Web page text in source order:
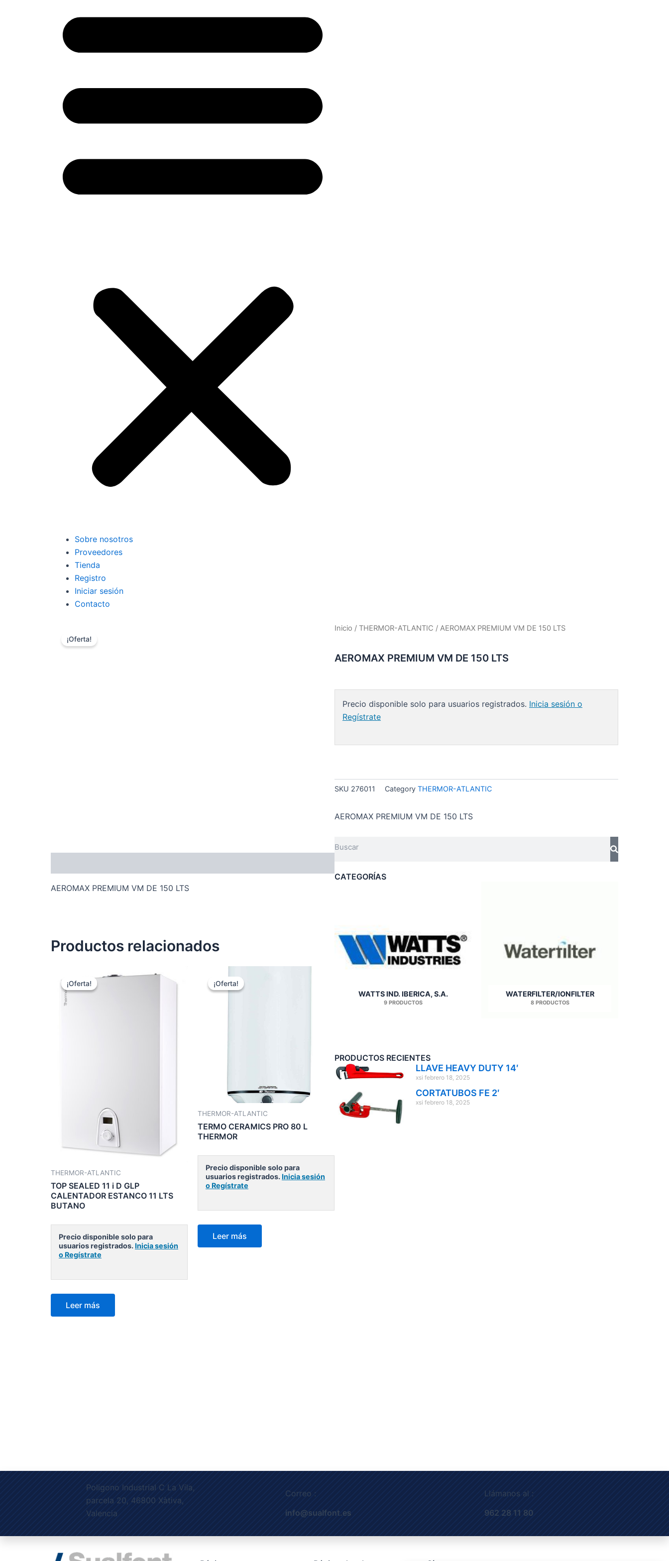
Sobre nosotros
Proveedores
Tienda
Registro
Iniciar sesión
Contacto
¡Oferta!
Inicio / THERMOR-ATLANTIC / AEROMAX PREMIUM VM DE 150 LTS
AEROMAX PREMIUM VM DE 150 LTS
Precio disponible solo para usuarios registrados. Inicia sesión o
Regístrate
SKU 276011 Category THERMOR-ATLANTIC
AEROMAX PREMIUM VM DE 150 LTS
AEROMAX PREMIUM VM DE 150 LTS
Productos relacionados
¡Oferta!
¡Oferta!
THERMOR-ATLANTIC
TOP SEALED 11 i D GLP
CALENTADOR ESTANCO 11 LTS
BUTANO
Precio disponible solo para
usuarios registrados. Inicia sesión
o Regístrate
Leer más
¡Oferta!
¡Oferta!
THERMOR-ATLANTIC
TERMO CERAMICS PRO 80 L
THERMOR
Precio disponible solo para
usuarios registrados. Inicia sesión
o Regístrate
Leer más
CATEGORÍAS
WATTS IND. IBERICA, S.A.
9 PRODUCTOS
WATERFILTER/IONFILTER
8 PRODUCTOS
PRODUCTOS RECIENTES
LLAVE HEAVY DUTY 14′
xsi febrero 18, 2025
CORTATUBOS FE 2′
xsi febrero 18, 2025
Poligono Industrial C La Vila,
parcela 20, 46800 Xàtiva,
Valencia
Correo :
info@sualfont.es
Llámanos al :
962 28 11 80